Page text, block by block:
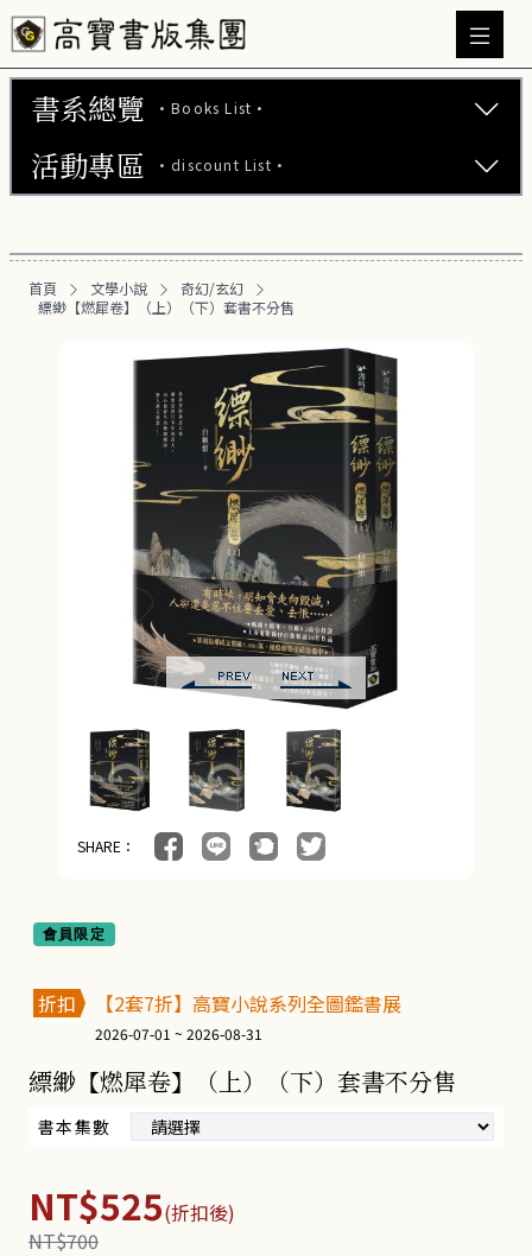
書系總覽 ·Books List·
文學小說 (737)
漫時光_古言 (196)
奇幻/玄幻 (56)
歷史/武俠 (70)
華文創作 (25)
中國文學 (5)
恐怖驚悚 (20)
懸疑/推理 (61)
經典文學 (13)
翻譯文學 (28)
心理勵志 (176)
生活風格 (163)
商業財經 (101)
親子教養 (14)
人文史哲 (74)
活動專區 ·discount List·
【2本7折】高寶小說系列全圖鑑書展
【2套7折】高寶小說系列全圖鑑書展
【66折】高寶小說系列全圖鑑書展
首頁 文學小說
奇幻/玄幻
縹緲【燃犀卷】（上）（下）套書不分售
SHARE：
會員限定
折扣 【2套7折】高寶小說系列全圖鑑書展
2026-07-01 ~ 2026-08-31
縹緲【燃犀卷】（上）（下）套書不分售
書本集數
NT$525(折扣後)
NT$700